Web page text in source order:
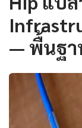
— พื้นฐา